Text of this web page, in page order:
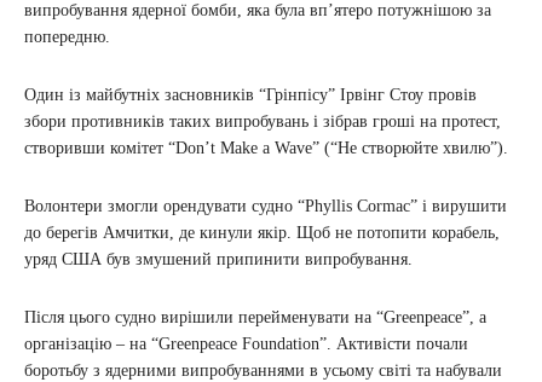
випробування ядерної бомби, яка була вп’ятеро потужнішою за
попередню.
Один із майбутніх засновників “Грінпісу” Ірвінг Стоу провів
збори противників таких випробувань і зібрав гроші на протест,
створивши комітет “Don’t Make a Wave” (“Не створюйте хвилю”).
Волонтери змогли орендувати судно “Phyllis Cormac” і вирушити
до берегів Амчитки, де кинули якір. Щоб не потопити корабель,
уряд США був змушений припинити випробування.
Після цього судно вирішили перейменувати на “Greenpeace”, а
організацію – на “Greenpeace Foundation”. Активісти почали
боротьбу з ядерними випробуваннями в усьому світі та набували